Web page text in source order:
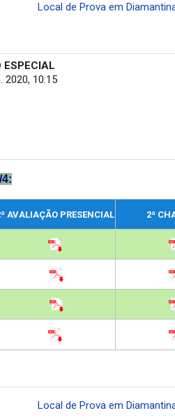
Local de Prova em
2020, 10:15
4:
AVALIAÇÃO PRESENCIAL 2ª
Local de Prova em